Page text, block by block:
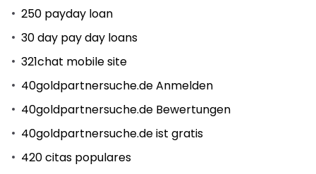
250 payday loan
30 day pay day loans
321chat mobile site
40goldpartnersuche.de Anmelden
40goldpartnersuche.de Bewertungen
40goldpartnersuche.de ist gratis
420 citas populares